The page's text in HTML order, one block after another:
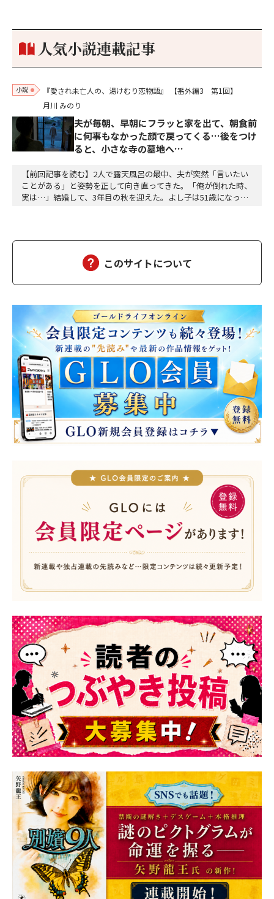
り。どうして勝てたのか、未だにわかりません。…
人気小説連載記事
小説 『愛され未亡人の、湯けむり恋物語』
【番外編3 第1回】
月川 みのり
夫が毎朝、早朝にフラッと家を出て、朝食前
に何事もなかった顔で戻ってくる…後をつけ
ると、小さな寺の墓地へ…
【前回記事を読む】2人で露天風呂の最中、夫が突然「言いたい
ことがある」と姿勢を正して向き直ってきた。「俺が倒れた時、
実は…」結婚して、3年目の秋を迎えた。よし子は51歳になっ
ん、幸せになった）夫の雅彦は、相変わらず口数は多くな…
このサイトについて